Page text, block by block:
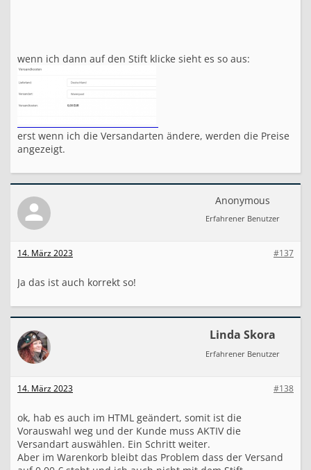
wenn ich dann auf den Stift klicke sieht es so aus:
erst wenn ich die Versandarten ändere, werden die Preise
angezeigt.
Anonymous
Erfahrener Benutzer
#137
14. März 2023
Ja das ist auch korrekt so!
Linda Skora
Erfahrener Benutzer
#138
14. März 2023
ok, hab es auch im HTML geändert, somit ist die
Vorauswahl weg und der Kunde muss AKTIV die
Versandart auswählen. Ein Schritt weiter.
Aber im Warenkorb bleibt das Problem dass der Versand